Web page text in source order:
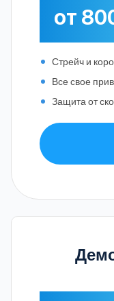
от
Стрейч и
Все свое
Защита от